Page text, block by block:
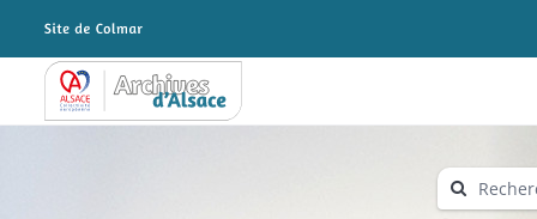
Archives Alsace - Colmar